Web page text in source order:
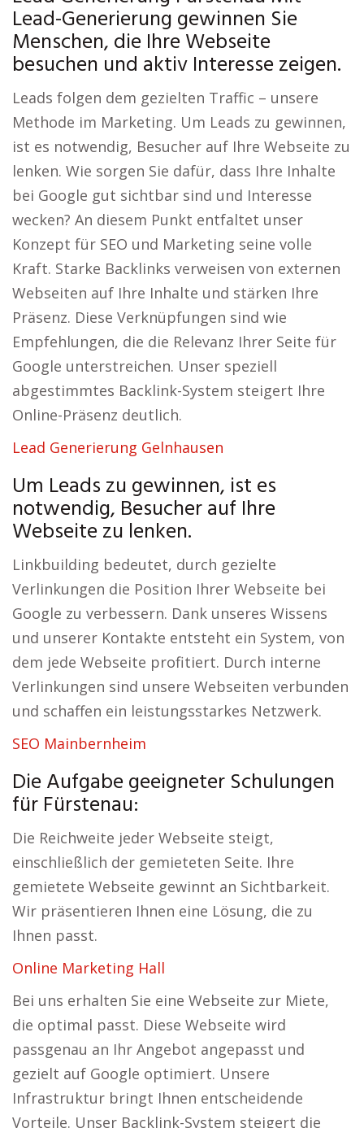
Lead-Generierung gewinnen Sie
Menschen, die Ihre Webseite
besuchen und aktiv Interesse zeigen.
Leads folgen dem gezielten Traffic – unsere
Methode im Marketing. Um Leads zu gewinnen,
ist es notwendig, Besucher auf Ihre Webseite zu
lenken. Wie sorgen Sie dafür, dass Ihre Inhalte
bei Google gut sichtbar sind und Interesse
wecken? An diesem Punkt entfaltet unser
Konzept für SEO und Marketing seine volle
Kraft. Starke Backlinks verweisen von externen
Webseiten auf Ihre Inhalte und stärken Ihre
Präsenz. Diese Verknüpfungen sind wie
Empfehlungen, die die Relevanz Ihrer Seite für
Google unterstreichen. Unser speziell
abgestimmtes Backlink-System steigert Ihre
Online-Präsenz deutlich.
Lead Generierung Gelnhausen
Um Leads zu gewinnen, ist es
notwendig, Besucher auf Ihre
Webseite zu lenken.
Linkbuilding bedeutet, durch gezielte
Verlinkungen die Position Ihrer Webseite bei
Google zu verbessern. Dank unseres Wissens
und unserer Kontakte entsteht ein System, von
dem jede Webseite profitiert. Durch interne
Verlinkungen sind unsere Webseiten verbunden
und schaffen ein leistungsstarkes Netzwerk.
SEO Mainbernheim
Die Aufgabe geeigneter Schulungen
für Fürstenau:
Die Reichweite jeder Webseite steigt,
einschließlich der gemieteten Seite. Ihre
gemietete Webseite gewinnt an Sichtbarkeit.
Wir präsentieren Ihnen eine Lösung, die zu
Ihnen passt.
Online Marketing Hall
Bei uns erhalten Sie eine Webseite zur Miete,
die optimal passt. Diese Webseite wird
passgenau an Ihr Angebot angepasst und
gezielt auf Google optimiert. Unsere
Infrastruktur bringt Ihnen entscheidende
Vorteile. Unser Backlink-System steigert die